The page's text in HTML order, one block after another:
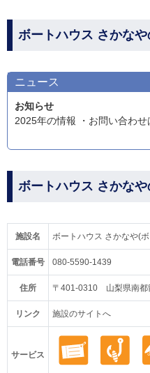
ボートハウス さかな
ニュース
お知らせ
ボートハウス さかな
施設名 ボートハウス さかなや(
電話番号 080-5590-1439
住所 〒401-0310 山梨県南都
リンク 施設のサイトへ
サービス